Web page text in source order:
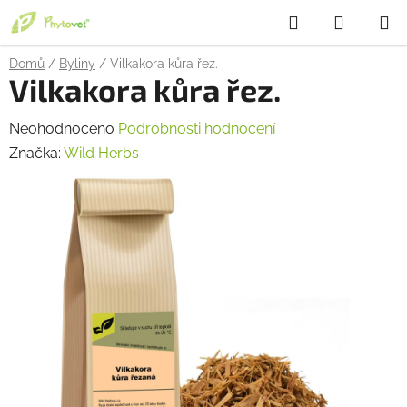
Přejít
na
obsah
Hledat
KOŠÍK
Domů / Byliny / Vilkakora kůra řez.
Vilkakora kůra řez.
Průměrné
hodnocení
hvězdiček.
Neohodnoceno Podrobnosti hodnocení
Značka: Wild Herbs